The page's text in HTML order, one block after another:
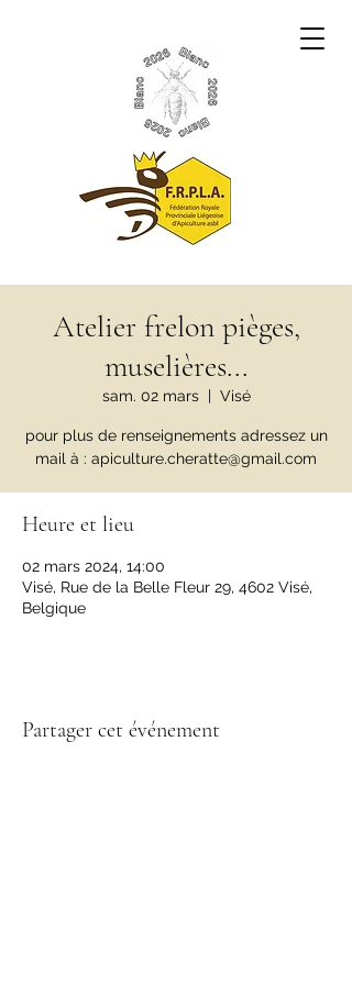
Atelier frelon pièges,
muselières...
sam. 02 mars
  |
Visé
pour plus de renseignements adressez un
mail à : apiculture.cheratte@gmail.com
Heure et lieu
02 mars 2024, 14:00
Visé, Rue de la Belle Fleur 29, 4602 Visé,
Belgique
Partager cet événement